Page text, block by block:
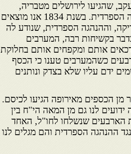
שהגיעו לירושלים מטבריה,
שממנה גורש האב לאחר שהסתכסך עם ראשי העדה הספרדית. בשנת 1834 אנו מוצאים
וההנהגה הספרדית, שנודע לה
בקשיחות רבה, המערבים
אותם ומקפחים אותם בחלוקת
כשהמערבים טענו כי הכסף
ידם עליו שלא בצדק ונותנים
הכספים מאירופה הגיעו לכיסם.
לנו גם מן המאה הי"ח בין
הארבעים שנשלחו לחו"ל, האחד
ההנהגה הספרדית והם מגלים לנו